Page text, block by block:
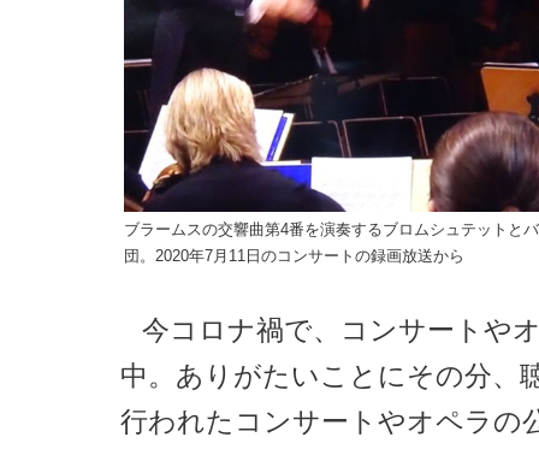
ブラームスの交響曲第4番を演奏するブロムシュテットと
団。2020年7月11日のコンサートの録画放送から
今コロナ禍で、コンサートや
中。ありがたいことにその分、
行われたコンサートやオペラの